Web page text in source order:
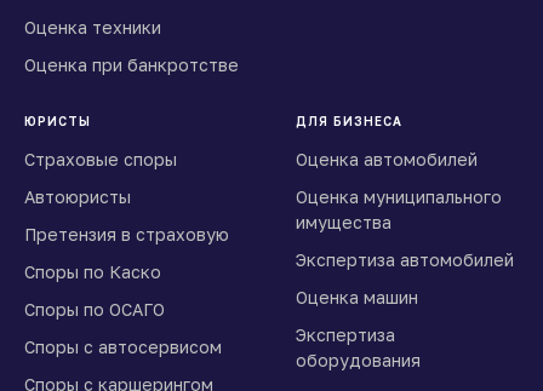
Оценка техники
Оценка при банкротстве
ЮРИСТЫ
Страховые споры
Автоюристы
Претензия в страховую
Споры по Каско
Споры по ОСАГО
Споры с автосервисом
Споры с каршерингом
ДЛЯ БИЗНЕСА
Оценка автомобилей
Оценка муниципального
имущества
Экспертиза автомобилей
Оценка машин
Экспертиза
оборудования